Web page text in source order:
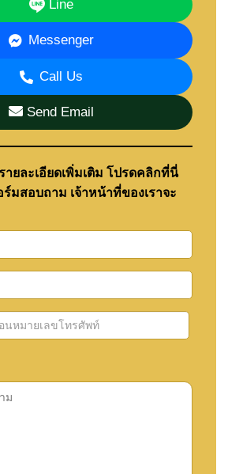
Line
Messenger
Call Us
Send Email
ยละเอียดเพิ่มเติม โปรดคลิกที่นี่
มสอบถาม เจ้าหน้าที่ของเราจะ